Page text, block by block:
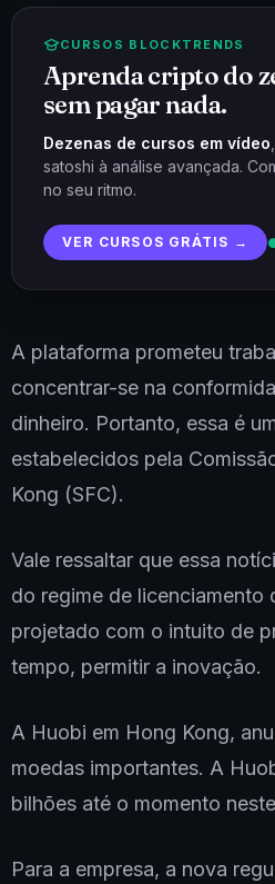
CURSOS BLOCKTRENDS
Aprenda cripto do
sem pagar nada.
Dezenas de cursos em vídeo
satoshi à análise avançada.
no seu ritmo.
VER CURSOS GRÁTIS →
A plataforma prometeu
concentrar-se na
dinheiro. Portanto, essa é
estabelecidos pela
Kong (SFC).
Vale ressaltar que essa
do regime de licenciamento
projetado com o intuito de
tempo, permitir a inovação.
A Huobi em Hong Kong,
moedas importantes. A
bilhões até o momento
Para a empresa, a nova